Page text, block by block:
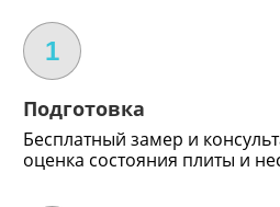
1
Подготовка
Бесплатный замер и
оценка состояния плиты и